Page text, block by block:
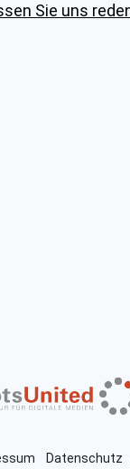
Sie uns
Datenschutz